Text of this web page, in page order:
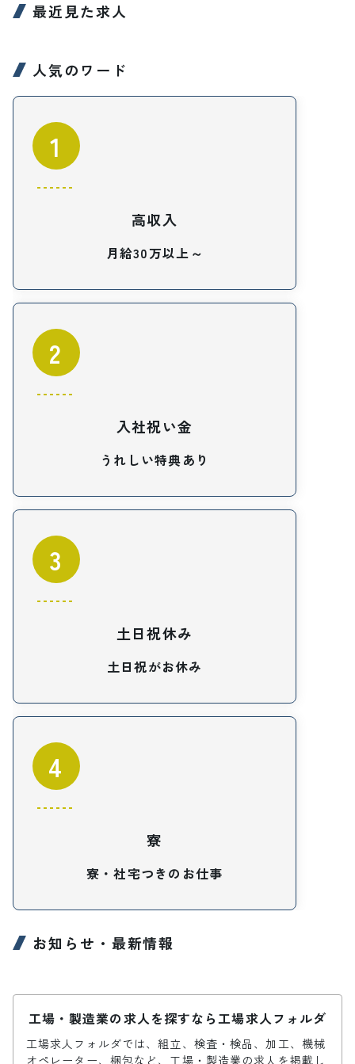
最近見た求人
人気のワード
1
高収入
月給30万以上～
2
入社祝い金
うれしい特典あり
3
土日祝休み
土日祝がお休み
4
寮
寮・社宅つきのお仕事
お知らせ・最新情報
工場・製造業の求人を探すなら工場求人フォルダ
工場求人フォルダでは、組立、検査・検品、加工、機械
オペレーター、梱包など、工場・製造業の求人を掲載し